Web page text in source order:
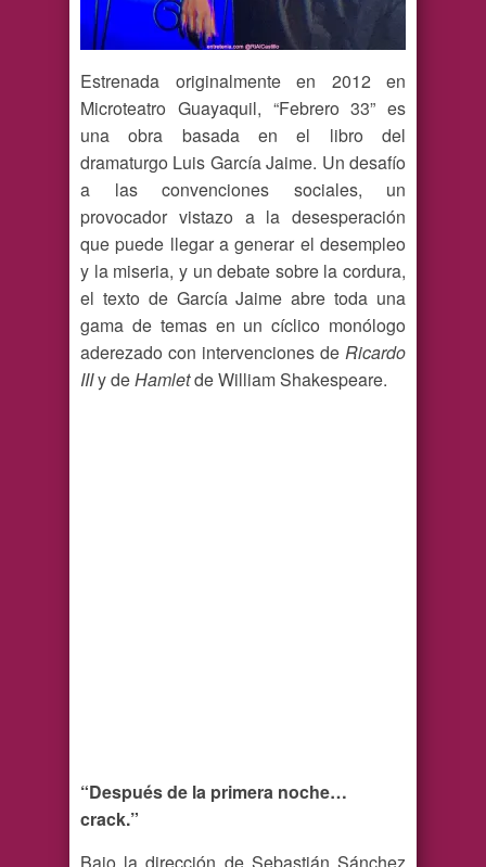
Estrenada originalmente en 2012 en
Microteatro Guayaquil, “Febrero 33” es
una obra basada en el libro del
dramaturgo Luis García Jaime. Un desafío
a las convenciones sociales, un
provocador vistazo a la desesperación
que puede llegar a generar el desempleo
y la miseria, y un debate sobre la cordura,
el texto de García Jaime abre toda una
gama de temas en un cíclico monólogo
aderezado con intervenciones de Ricardo
IIIy deHamletde William Shakespeare.
“Después de la primera noche…
crack.”